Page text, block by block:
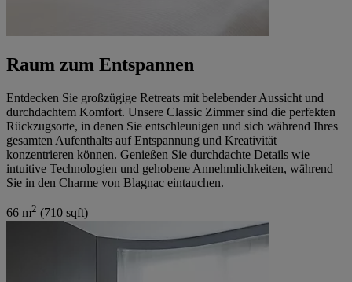
Raum zum Entspannen
Entdecken Sie großzügige Retreats mit belebender Aussicht und
durchdachtem Komfort. Unsere Classic Zimmer sind die perfekten
Rückzugsorte, in denen Sie entschleunigen und sich während Ihres
gesamten Aufenthalts auf Entspannung und Kreativität
konzentrieren können. Genießen Sie durchdachte Details wie
intuitive Technologien und gehobene Annehmlichkeiten, während
Sie in den Charme von Blagnac eintauchen.
66 m2 (710 sqft)